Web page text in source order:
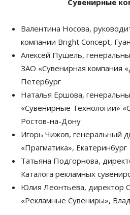
Сувенирные
Валентина Носова,
компании Bright Concept,
Алексей Пушель,
ЗАО «Сувенирная компания
Петербург
Наталья Ершова,
«Сувенирные Технологии»
Ростов-на-Дону
Игорь Чижов, генеральный
«Прагматика», Екатеринбург
Татьяна Подгорнова,
Каталога рекламных
Юлия Леонтьева, директор
«Рекламные Сувениры»,